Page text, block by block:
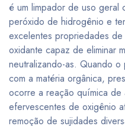
é um limpador de uso geral
peróxido de hidrogênio e
excelentes propriedades
oxidante capaz de eliminar
neutralizando-as. Quando
com a matéria orgânica,
ocorre a reação química de
efervescentes de oxigênio
remoção de sujidades